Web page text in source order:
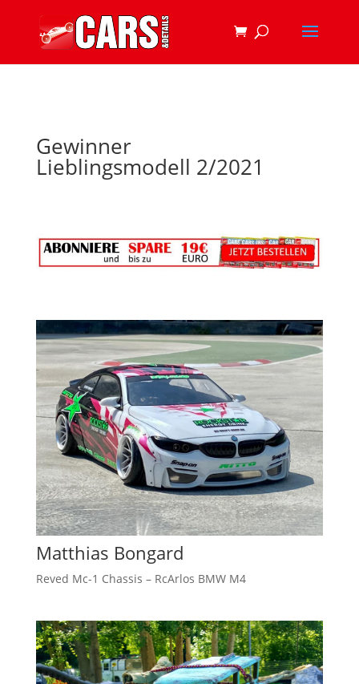
Gewinner
Lieblingsmodell 2/2021
Matthias Bongard
Reved Mc-1 Chassis – RcArlos BMW M4